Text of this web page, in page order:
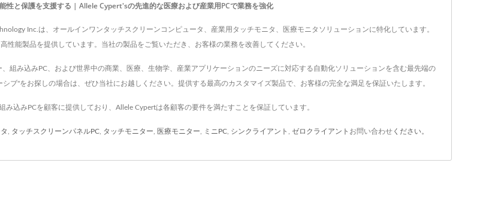
性と保護を支援する | Allele Cypert'sの先進的な医療および産業用PCで業務を強化
Inc.は、オールインワンタッチスクリーンコンピュータ、産業用タッチモニタ、医療モニタソリューションに特化しています。
能製品を提供しています。当社の製品をご覧いただき、お客様の業務を改善してください。
組み込みPC、および世界中の商業、医療、生物学、産業アプリケーションのニーズに対応する自動化ソリューションを含む最先端の
ブ"をお探しの場合は、ぜひ当社にお越しください。提供する最高のカスタマイズ製品で、お客様の完全な満足を保証いたします。
込みPCを顧客に提供しており、Allele Cypertは各顧客の要件を満たすことを保証しています。
, タッチスクリーンパネルPC, タッチモニター, 医療モニター, ミニPC, シンクライアント , ゼロクライアント お問い合わせ ください。